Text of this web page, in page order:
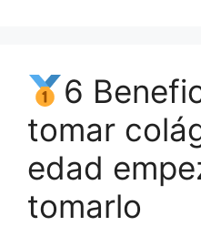
6
tomar
edad
tomarlo